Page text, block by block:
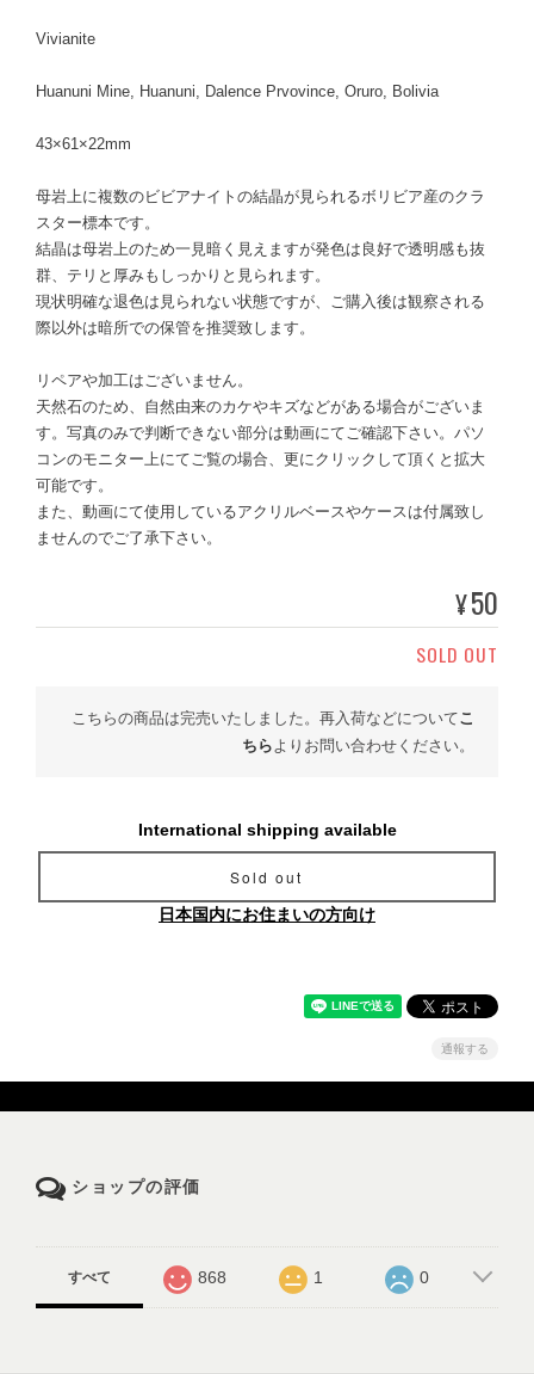
Vivianite
Huanuni Mine, Huanuni, Dalence Prvovince, Oruro, Bolivia
43×61×22mm
母岩上に複数のビビアナイトの結晶が見られるボリビア産のクラ
スター標本です。
結晶は母岩上のため一見暗く見えますが発色は良好で透明感も抜
群、テリと厚みもしっかりと見られます。
現状明確な退色は見られない状態ですが、ご購入後は観察される
際以外は暗所での保管を推奨致します。
リペアや加工はございません。
天然石のため、自然由来のカケやキズなどがある場合がございま
す。写真のみで判断できない部分は動画にてご確認下さい。パソ
コンのモニター上にてご覧の場合、更にクリックして頂くと拡大
可能です。
また、動画にて使用しているアクリルベースやケースは付属致し
ませんのでご了承下さい。
¥50
SOLD OUT
こちらの商品は完売いたしました。再入荷などについてこ
ちらよりお問い合わせください。
International shipping available
Sold out
日本国内にお住まいの方向け
通報する
ショップの評価
すべて 868 1 0